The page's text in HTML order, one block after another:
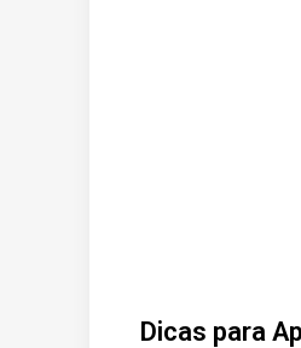
Dicas para